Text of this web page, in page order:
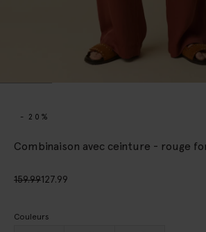
- 20%
Combinaison avec ceinture - rouge
159.99127.99
Couleurs